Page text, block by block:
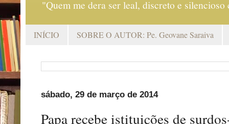
"Quem me dera ser leal, discreto e
INÍCIO SOBRE O AUTOR: Pe. Geovane Saraiva
sábado, 29 de março de 2014
Papa recebe istituições de